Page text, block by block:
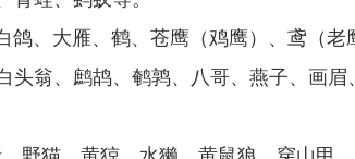
、大雁、鹤、苍鹰（鸡鹰）、鸢（老
头翁、鹧鸪、鹌鹑、八哥、燕子、画